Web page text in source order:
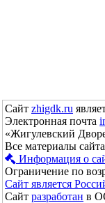
Сайт zhigdk.ru
Электронная почта
«Жигулевский
Все материалы
Информация о
Ограничение по
Сайт является
Сайт разработан в